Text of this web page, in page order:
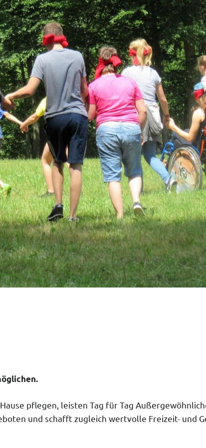
pflegen, leisten Tag für Tag
und schafft zugleich wertvolle Freizeit- und